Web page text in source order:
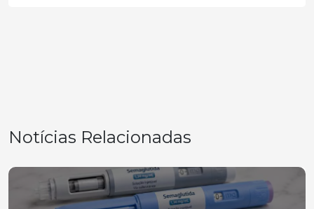
Notícias Relacionadas